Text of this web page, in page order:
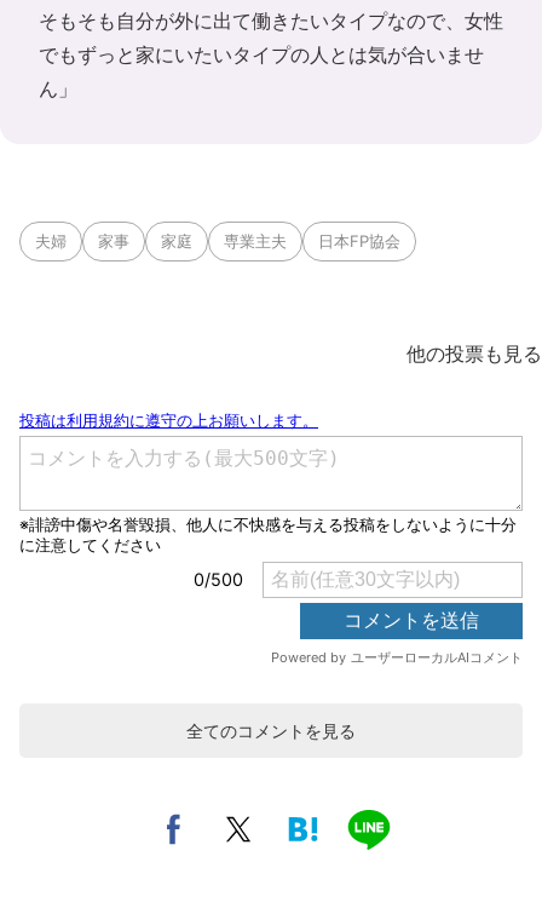
そもそも自分が外に出て働きたいタイプなので、女性
でもずっと家にいたいタイプの人とは気が合いませ
ん」
夫婦 家事 家庭 専業主夫 日本FP協会
他の投票も見る
全てのコメントを見る